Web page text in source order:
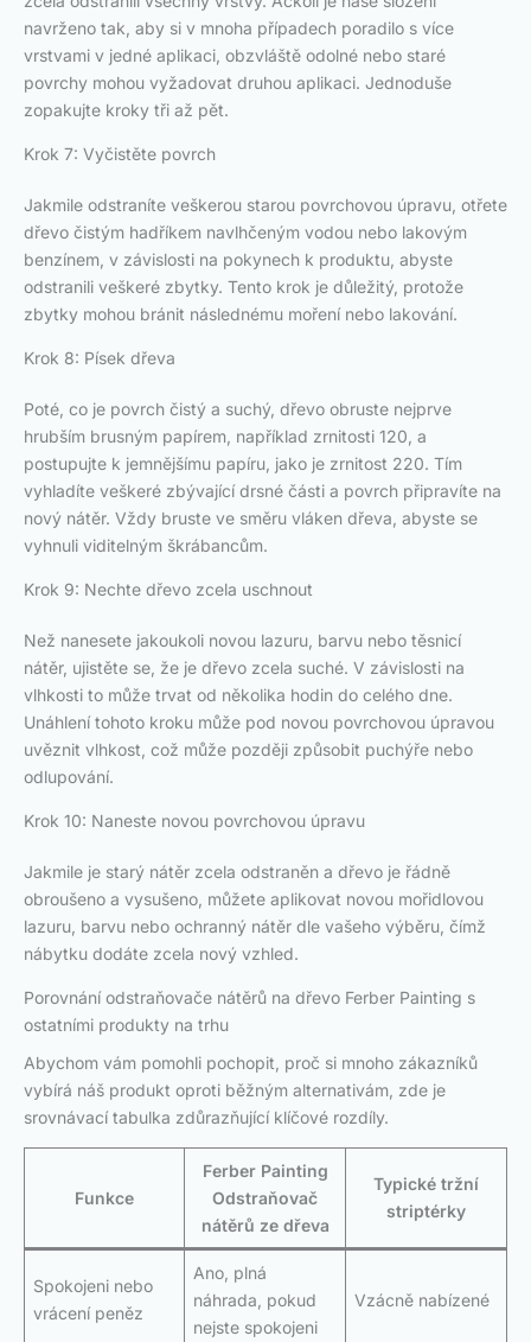
navrženo tak, aby si v mnoha případech poradilo s více
vrstvami v jedné aplikaci, obzvláště odolné nebo staré
povrchy mohou vyžadovat druhou aplikaci. Jednoduše
zopakujte kroky tři až pět.
Krok 7: Vyčistěte povrch
Jakmile odstraníte veškerou starou povrchovou úpravu, otřete
dřevo čistým hadříkem navlhčeným vodou nebo lakovým
benzínem, v závislosti na pokynech k produktu, abyste
odstranili veškeré zbytky. Tento krok je důležitý, protože
zbytky mohou bránit následnému moření nebo lakování.
Krok 8: Písek dřeva
Poté, co je povrch čistý a suchý, dřevo obruste nejprve
hrubším brusným papírem, například zrnitosti 120, a
postupujte k jemnějšímu papíru, jako je zrnitost 220. Tím
vyhladíte veškeré zbývající drsné části a povrch připravíte na
nový nátěr. Vždy bruste ve směru vláken dřeva, abyste se
vyhnuli viditelným škrábancům.
Krok 9: Nechte dřevo zcela uschnout
Než nanesete jakoukoli novou lazuru, barvu nebo těsnicí
nátěr, ujistěte se, že je dřevo zcela suché. V závislosti na
vlhkosti to může trvat od několika hodin do celého dne.
Unáhlení tohoto kroku může pod novou povrchovou úpravou
uvěznit vlhkost, což může později způsobit puchýře nebo
odlupování.
Krok 10: Naneste novou povrchovou úpravu
Jakmile je starý nátěr zcela odstraněn a dřevo je řádně
obroušeno a vysušeno, můžete aplikovat novou mořidlovou
lazuru, barvu nebo ochranný nátěr dle vašeho výběru, čímž
nábytku dodáte zcela nový vzhled.
Porovnání odstraňovače nátěrů na dřevo Ferber Painting s
ostatními produkty na trhu
Abychom vám pomohli pochopit, proč si mnoho zákazníků
vybírá náš produkt oproti běžným alternativám, zde je
srovnávací tabulka zdůrazňující klíčové rozdíly.
Funkce
Ferber Painting
Odstraňovač
nátěrů ze dřeva
Typické tržní
striptérky
Spokojeni nebo
vrácení peněz
Ano, plná
náhrada, pokud
nejste spokojeni
Vzácně nabízené